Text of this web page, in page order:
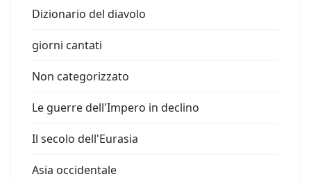
Dizionario del diavolo
giorni cantati
Non categorizzato
Le guerre dell'Impero in declino
Il secolo dell'Eurasia
Asia occidentale